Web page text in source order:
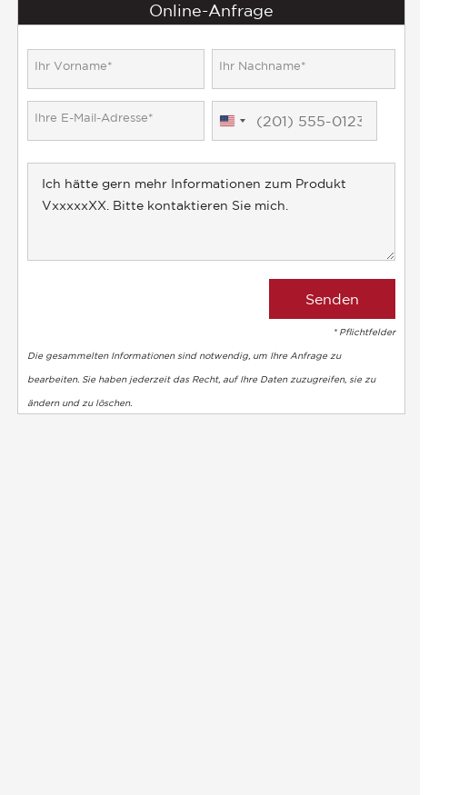
Online-Anfrage
United
* Pflichtfelder
Die gesammelten Informationen sind notwendig, um Ihre Anfrage zu
bearbeiten. Sie haben jederzeit das Recht, auf Ihre Daten zuzugreifen, sie zu
ändern und zu löschen.